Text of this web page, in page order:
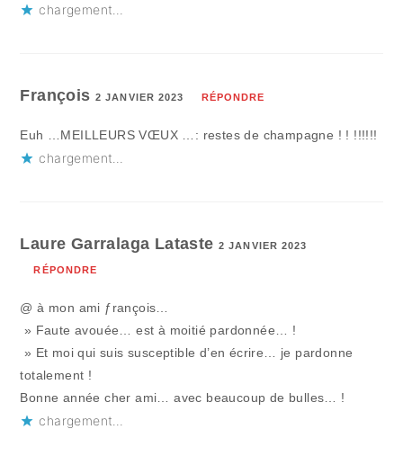
chargement…
François2 JANVIER 2023 RÉPONDRE
Euh …MEILLEURS VŒUX …: restes de champagne ! ! !!!!!!
chargement…
Laure Garralaga Lataste2 JANVIER 2023
RÉPONDRE
@ à mon ami ƒrançois…
» Faute avouée… est à moitié pardonnée… !
» Et moi qui suis susceptible d’en écrire… je pardonne
totalement !
Bonne année cher ami… avec beaucoup de bulles… !
chargement…